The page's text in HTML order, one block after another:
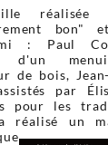
bon"
: Paul
d'un
de bois,
par
pour les
réalisé un